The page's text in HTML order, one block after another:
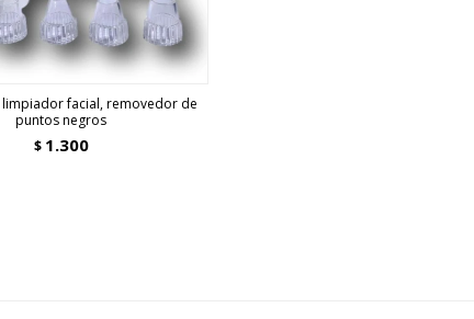
facial, removedor de
puntos negros
$ 1.300